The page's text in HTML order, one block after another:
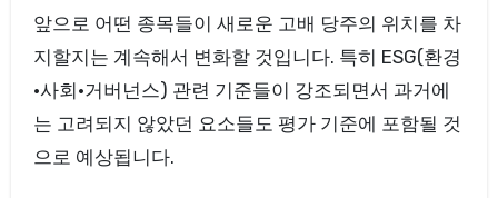
앞으로 어떤 종목들이 새로운 고배 당주의 위치를 차
지할지는 계속해서 변화할 것입니다. 특히 ESG(환경
·사회·거버넌스) 관련 기준들이 강조되면서 과거에
는 고려되지 않았던 요소들도 평가 기준에 포함될 것
으로 예상됩니다.